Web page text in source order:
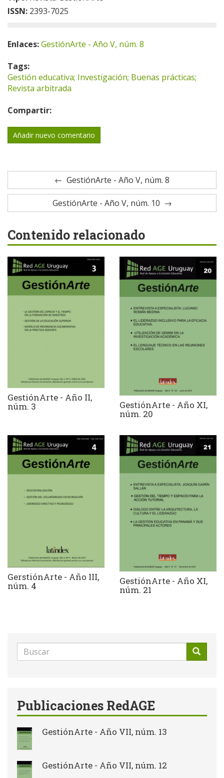
ISSN: 2393-7025
Enlaces:GestiónArte - Año V, núm. 8
Tags:
Gestión educativa; Investigación; Buenas prácticas;
Revista arbitrada
Compartir:
Añadir nuevo comentario
GestiónArte - Año V, núm. 8
GestiónArte - Año V, núm. 10
Contenido relacionado
GestiónArte - Año II,
núm. 3 GestiónArte - Año XI,
núm. 20
GerstiónArte - Año III,
núm. 4 GestiónArte - Año XI,
núm. 21
Formulario
de
Publicaciones RedAGE
GestiónArte - Año VII, núm. 13
GestiónArte - Año VII, núm. 12